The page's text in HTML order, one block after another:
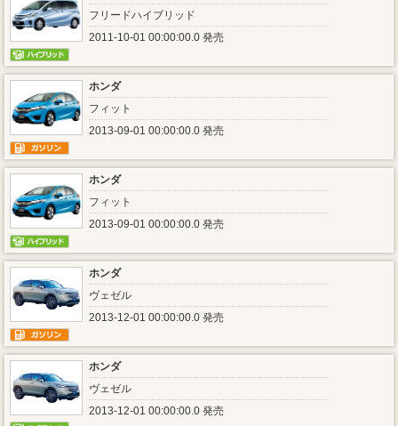
フリードハイブリッド
2011-10-01 00:00:00.0 発売
ホンダ
フィット
2013-09-01 00:00:00.0 発売
ホンダ
フィット
2013-09-01 00:00:00.0 発売
ホンダ
ヴェゼル
2013-12-01 00:00:00.0 発売
ホンダ
ヴェゼル
2013-12-01 00:00:00.0 発売